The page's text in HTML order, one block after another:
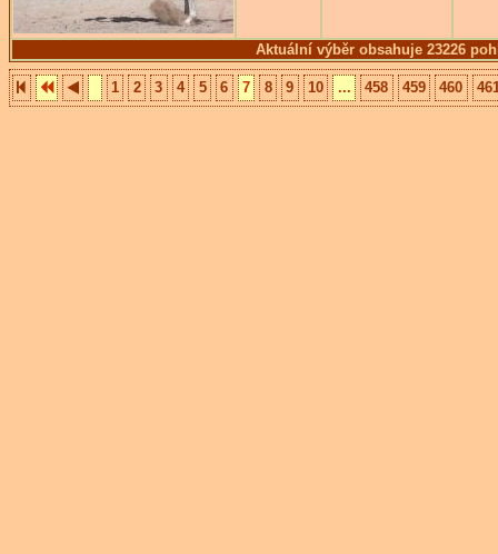
Aktuální výběr obsahuje 23226
1 2 3 4 5 6 7 8 9 10 ... 458 459 460